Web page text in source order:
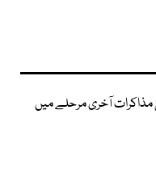
مذاکرات آخری مرحلے میں